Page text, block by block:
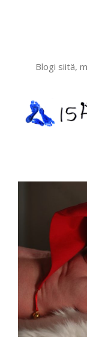
Blogi siitä,